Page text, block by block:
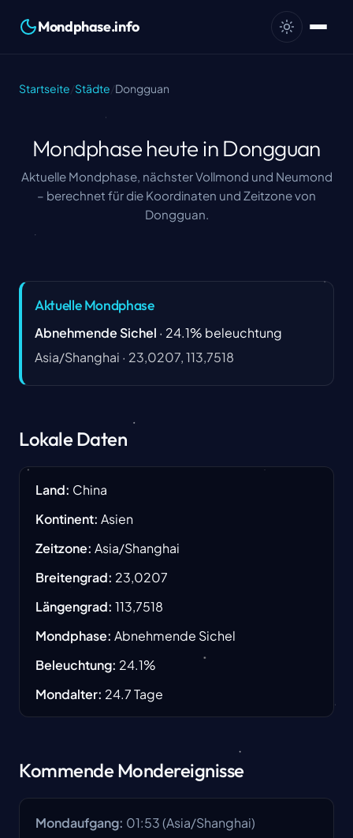
Mondphase.info
Startseite Städte Dongguan
Mondphase heute in Dongguan
Aktuelle Mondphase, nächster Vollmond und Neumond
– berechnet für die Koordinaten und Zeitzone von
Dongguan.
Aktuelle Mondphase
Abnehmende Sichel · 24.1% beleuchtung
Asia/Shanghai · 23,0207, 113,7518
Lokale Daten
Land: China
Kontinent: Asien
Zeitzone: Asia/Shanghai
Breitengrad: 23,0207
Längengrad: 113,7518
Mondphase: Abnehmende Sichel
Beleuchtung: 24.1%
Mondalter: 24.7Tage
Kommende Mondereignisse
Mondaufgang: 01:53(Asia/Shanghai)